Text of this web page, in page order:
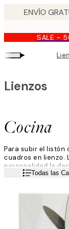
content.SALE -
▸
Cocina
Lienzos
Para subir el listón
cuadros en lienzo.
personalidad la
Descubre una
de tus bebidas,
encontrarás aquí.
Leer másTodas las